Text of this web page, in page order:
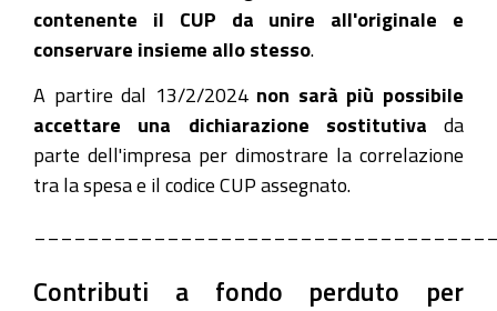
contenente il CUP da unire all'originale e
conservare insieme allo stesso
A partire dal 13/2/2024 non sarà più possibile
accettare una dichiarazione sostitutiva da
parte dell'impresa per dimostrare la correlazione
tra la spesa e il codice CUP assegnato.
Contributi a fondo perduto per